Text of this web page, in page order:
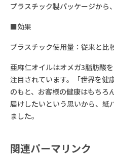
プラスチック製パッケージから
■効果
プラスチック使用量：従来と比
亜麻仁オイルはオメガ3脂肪酸
注目されています。「世界を健
のもと、お客様の健康はもちろ
届けしたいという思いから、紙
ました。
関連パーマリンク